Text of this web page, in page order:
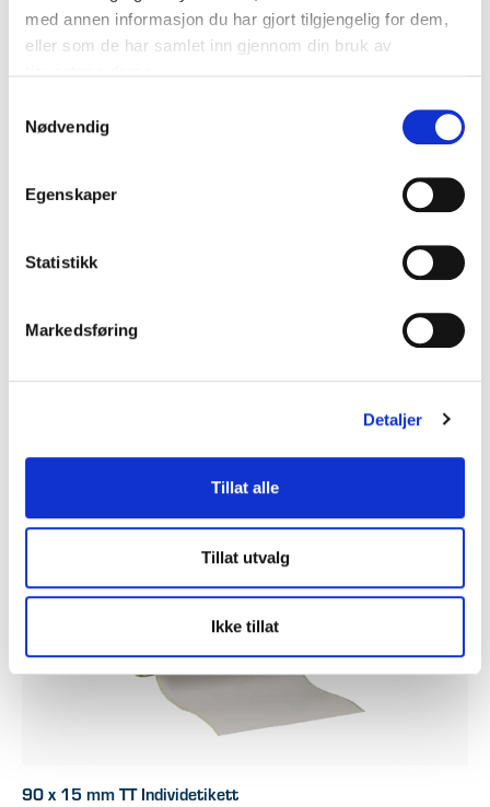
med annen informasjon du har gjort tilgjengelig for dem,
eller som de har samlet inn gjennom din bruk av
Nødvendig
Egenskaper
Statistikk
Markedsføring
Detaljer
Tillat alle
Tillat utvalg
Ikke tillat
Innfarget gul papiretikett
90 x 15 mm TT Individetikett